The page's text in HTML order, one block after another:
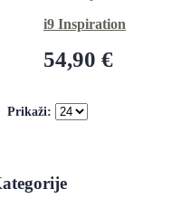
i9 Inspiration
54,90 €
Prikaži: